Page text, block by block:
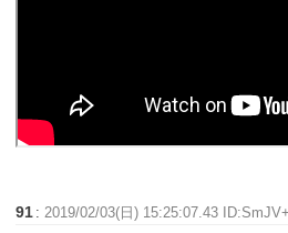
91 :2019/02/03(日) 15:25:07.43